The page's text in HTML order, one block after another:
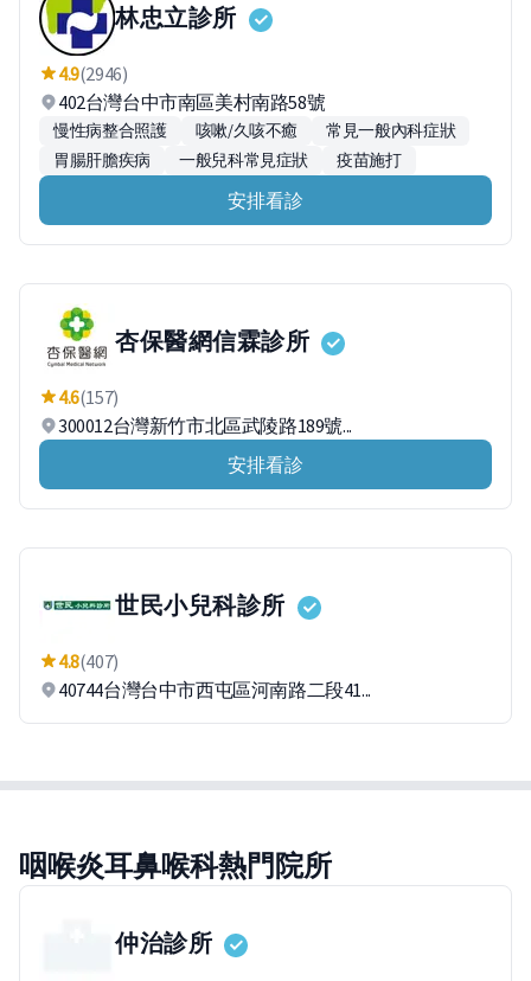
林忠立診所
4.9(2946)
402台灣台中市南區美村南路58號
慢性病整合照護 咳嗽/久咳不癒
常見一般內科症狀
胃腸肝膽疾病
一般兒科常見症狀 疫苗施打
安排看診
杏保醫網信霖診所
4.6(157)
300012台灣新竹市北區武陵路189號...
安排看診
世民小兒科診所
4.8(407)
40744台灣台中市西屯區河南路二段41...
咽喉炎耳鼻喉科熱門院所
仲治診所